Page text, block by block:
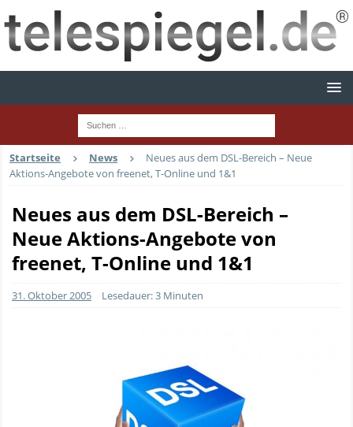
Startseite News
Neues aus dem DSL-Bereich – Neue
Aktions-Angebote von freenet, T-Online und 1&1
Neues aus dem DSL-Bereich –
Neue Aktions-Angebote von
freenet, T-Online und 1&1
31. Oktober 2005 Lesedauer: 3 Minuten